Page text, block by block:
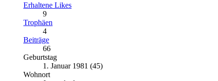
Erhaltene Likes
9
Trophäen
4
Beiträge
66
Geburtstag
1. Januar 1981 (45)
Wohnort